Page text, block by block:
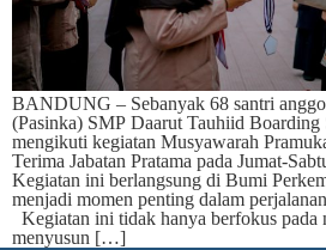
BANDUNG – Sebanyak 68 santri
(Pasinka) SMP Daarut Tauhiid
mengikuti kegiatan Musyawarah
Terima Jabatan Pratama pada Jumat-
Kegiatan ini berlangsung di Bumi
menjadi momen penting dalam
Kegiatan ini tidak hanya berfokus pada
menyusun […]